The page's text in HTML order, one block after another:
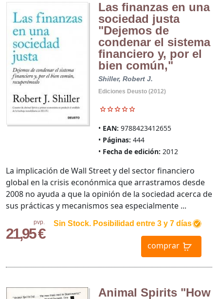
Las finanzas en una
sociedad justa
"Dejemos de
condenar el sistema
financiero y, por el
bien común,"
Shiller, Robert J.
Ediciones Deusto (2012)
EAN: 9788423412655
Páginas: 444
Fecha de edición: 2012
pvp.
21,95 €
Sin Stock. Posibilidad entre 3 y 7 días
comprar
La implicación de Wall Street y del sector financiero
global en la crisis econónmica que arrastramos desde
2008 no ayuda a que la opinión de la sociedad acerca de
sus prácticas y mecanismos sea especialmente ...
Animal Spirits "How